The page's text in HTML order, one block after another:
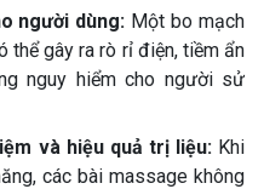
người dùng: Một bo mạch
thể gây ra rò rỉ điện, tiềm ẩn
nguy hiểm cho người sử
và hiệu quả trị liệu:Khi
các bài massage không